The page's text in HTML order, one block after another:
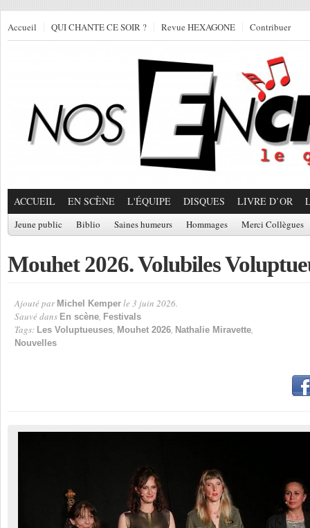
Accueil QUI CHANTE CE SOIR ? Revue HEXAGONE Contribuer
ACCUEIL EN SCÈNE L'ÉQUIPE DISQUES LIVRE D’OR
Jeune public Biblio Saines humeurs Hommages Merci Collègues
Mouhet 2026. Volubiles
Ajouté par Michel Kemper le 3 juin 2026.
Sauvé dans En scène, Festivals
Tags: Les Voluptueuses, Mouhet 2026, Nathalie Miravette,
Nouvelles